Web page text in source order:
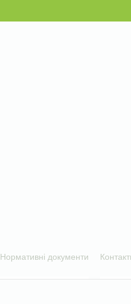
Нормативні документи